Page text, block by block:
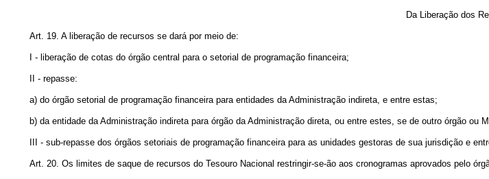
Da Liberação dos
Art. 19. A liberação de recursos se dará por meio de:
I - liberação de cotas do órgão central para o setorial de programação financeira;
II - repasse:
a) do órgão setorial de programação financeira para entidades da Administração indireta, e entre estas;
b) da entidade da Administração indireta para órgão da Administração direta, ou entre estes, se de outro órgão ou
III - sub-repasse dos órgãos setoriais de programação financeira para as unidades gestoras de sua jurisdição e
Art. 20. Os limites de saque de recursos do Tesouro Nacional restringir-se-ão aos cronogramas aprovados pelo